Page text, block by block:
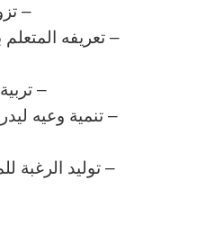
–
– تعريفه
–
– تنمية وعيه
– توليد الرغبة